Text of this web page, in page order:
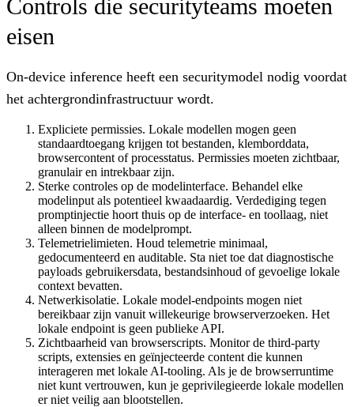
Controls die securityteams moeten
eisen
On-device inference heeft een securitymodel nodig voordat
het achtergrondinfrastructuur wordt.
Expliciete permissies. Lokale modellen mogen geen
standaardtoegang krijgen tot bestanden, klemborddata,
browsercontent of processtatus. Permissies moeten zichtbaar,
granulair en intrekbaar zijn.
Sterke controles op de modelinterface. Behandel elke
modelinput als potentieel kwaadaardig. Verdediging tegen
promptinjectie hoort thuis op de interface- en toollaag, niet
alleen binnen de modelprompt.
Telemetrielimieten. Houd telemetrie minimaal,
gedocumenteerd en auditable. Sta niet toe dat diagnostische
payloads gebruikersdata, bestandsinhoud of gevoelige lokale
context bevatten.
Netwerkisolatie. Lokale model-endpoints mogen niet
bereikbaar zijn vanuit willekeurige browserverzoeken. Het
lokale endpoint is geen publieke API.
Zichtbaarheid van browserscripts. Monitor de third-party
scripts, extensies en geïnjecteerde content die kunnen
interageren met lokale AI-tooling. Als je de browserruntime
niet kunt vertrouwen, kun je geprivilegieerde lokale modellen
er niet veilig aan blootstellen.